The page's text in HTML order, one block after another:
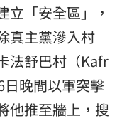
立「安全區」，
真主黨滲入村
法舒巴村（Kafr
晚間以軍突擊
他推至牆上，搜